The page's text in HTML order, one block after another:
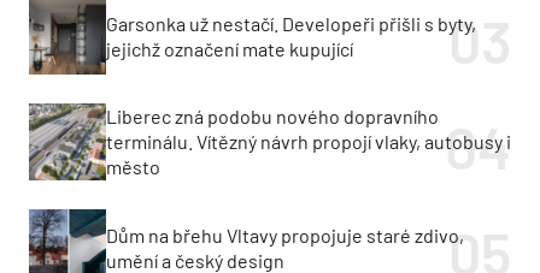
Garsonka už nestačí. Developeři přišli s byty,
jejichž označení mate kupující
Liberec zná podobu nového dopravního
terminálu. Vítězný návrh propojí vlaky, autobusy i
město
Dům na břehu Vltavy propojuje staré zdivo,
umění a český design